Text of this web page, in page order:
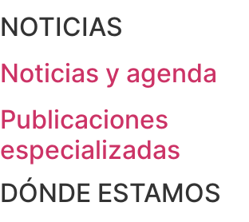
NOTICIAS
Noticias y agenda
Publicaciones
especializadas
DÓNDE ESTAMOS